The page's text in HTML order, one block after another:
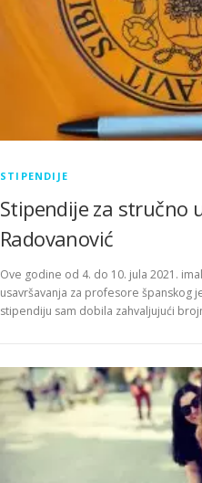
STIPENDIJE
Stipendije za stručno
Radovanović
Ove godine od 4. do 10. jula 2021.
usavršavanja za profesore španskog
stipendiju sam dobila zahvaljujući